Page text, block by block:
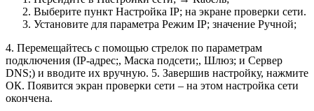
Выберите пункт Настройка IP; на экране проверки сети.
Установите для параметра Режим IP; значение Ручной;
4. Перемещайтесь с помощью стрелок по параметрам
подключения (IP-адрес;, Маска подсети;, Шлюз; и Сервер
DNS;) и вводите их вручную. 5. Завершив настройку, нажмите
ОК. Появится экран проверки сети – на этом настройка сети
окончена.